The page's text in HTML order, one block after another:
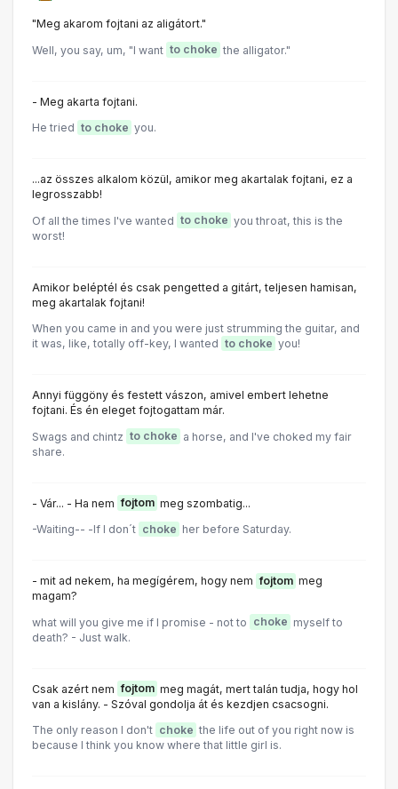
"Meg akarom fojtani az aligátort."
Well, you say, um, "I want to choke the alligator."
- Meg akarta fojtani.
He tried to choke you.
...az összes alkalom közül, amikor meg akartalak fojtani, ez a
legrosszabb!
Of all the times I've wanted to choke you throat, this is the
worst!
Amikor beléptél és csak pengetted a gitárt, teljesen hamisan,
meg akartalak fojtani!
When you came in and you were just strumming the guitar, and
it was, like, totally off-key, I wanted to choke you!
Annyi függöny és festett vászon, amivel embert lehetne
fojtani. És én eleget fojtogattam már.
Swags and chintz to choke a horse, and I've choked my fair
share.
- Vár... - Ha nem fojtom meg szombatig...
-Waiting-- -lf l don´t choke her before Saturday.
- mit ad nekem, ha megígérem, hogy nem fojtom meg
magam?
what will you give me if l promise - not to choke myself to
death? - Just walk.
Csak azért nem fojtom meg magát, mert talán tudja, hogy hol
van a kislány. - Szóval gondolja át és kezdjen csacsogni.
The only reason I don't choke the life out of you right now is
because I think you know where that little girl is.